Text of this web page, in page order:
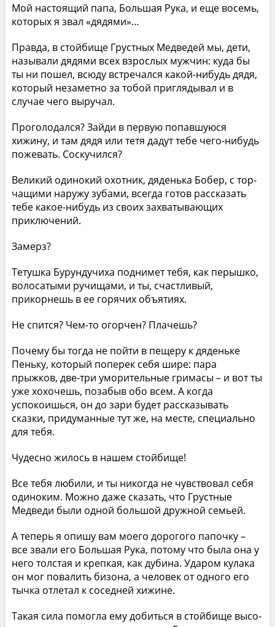
Мой настоящий папа, Большая Рука, и еще восемь,
которых я звал «дядями»…
Правда, в стойбище Грустных Медведей мы, дети,
называли дядями всех взрослых мужчин: куда бы
ты ни пошел, всюду встречался какой-нибудь дядя,
кото­рый незаметно за тобой приглядывал и в
случае чего выручал.
Проголодался? Зайди в первую попавшуюся
хижину, и там дядя или тетя дадут тебе чего-нибудь
пожевать. Соскучился?
Великий одинокий охотник, дяденька Бобер, с тор­
чащими наружу зубами, всегда готов рассказать
тебе какое-нибудь из своих захватывающих
приключений.
Замерз?
Тетушка Бурундучиха поднимет тебя, как перышко,
волосатыми ручищами, и ты, счастливый,
прикорнешь в ее горячих объятиях.
Не спится? Чем-то огорчен? Плачешь?
Почему бы тогда не пойти в пещеру к дяденьке
Пеньку, который поперек себя шире: пара
прыжков, две-три уморительные гримасы – и вот ты
уже хохо­чешь, позабыв обо всем. А когда
успокоишься, он до зари будет рассказывать
сказки, придуманные тут же, на месте, специально
для тебя.
Чудесно жилось в нашем стойбище!
Все тебя любили, и ты никогда не чувствовал себя
одиноким. Можно даже сказать, что Грустные
Медведи были одной большой дружной семьей.
А теперь я опишу вам моего дорогого папочку –
все звали его Большая Рука, потому что была она у
него толстая и крепкая, как дубина. Ударом кулака
он мог повалить бизона, а человек от одного его
тычка отлетал к соседней хижине.
Такая сила помогла ему добиться в стойбище высо­